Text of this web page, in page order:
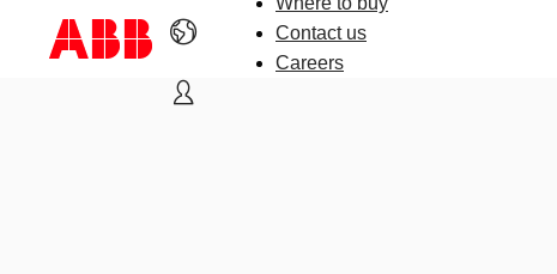
Contact us
Careers